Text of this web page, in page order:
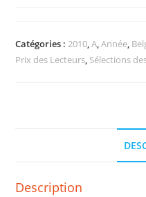
Catégories :2010,A,Année,
Prix des Lecteurs, Sélections
Description